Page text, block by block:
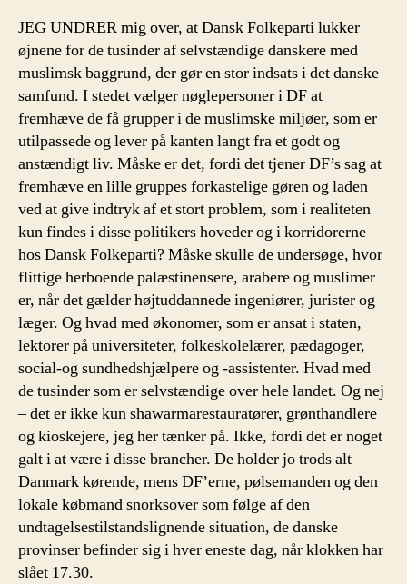
JEG UNDRER mig over, at Dansk Folkeparti lukker
øjnene for de tusinder af selvstændige danskere med
muslimsk baggrund, der gør en stor indsats i det danske
samfund. I stedet vælger nøglepersoner i DF at
fremhæve de få grupper i de muslimske miljøer, som er
utilpassede og lever på kanten langt fra et godt og
anstændigt liv. Måske er det, fordi det tjener DF’s sag at
fremhæve en lille gruppes forkastelige gøren og laden
ved at give indtryk af et stort problem, som i realiteten
kun findes i disse politikers hoveder og i korridorerne
hos Dansk Folkeparti? Måske skulle de undersøge, hvor
flittige herboende palæstinensere, arabere og muslimer
er, når det gælder højtuddannede ingeniører, jurister og
læger. Og hvad med økonomer, som er ansat i staten,
lektorer på universiteter, folkeskolelærer, pædagoger,
social-og sundhedshjælpere og -assistenter. Hvad med
de tusinder som er selvstændige over hele landet. Og nej
– det er ikke kun shawarmarestauratører, grønthandlere
og kioskejere, jeg her tænker på. Ikke, fordi det er noget
galt i at være i disse brancher. De holder jo trods alt
Danmark kørende, mens DF’erne, pølsemanden og den
lokale købmand snorksover som følge af den
undtagelsestilstandslignende situation, de danske
provinser befinder sig i hver eneste dag, når klokken har
slået 17.30.